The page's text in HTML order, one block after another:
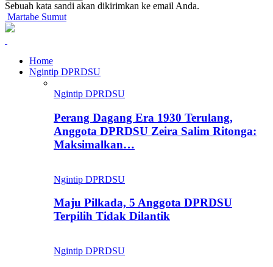
Sebuah kata sandi akan dikirimkan ke email Anda.
Martabe Sumut
Home
Ngintip DPRDSU
Ngintip DPRDSU
Perang Dagang Era 1930 Terulang,
Anggota DPRDSU Zeira Salim Ritonga:
Maksimalkan…
Ngintip DPRDSU
Maju Pilkada, 5 Anggota DPRDSU
Terpilih Tidak Dilantik
Ngintip DPRDSU